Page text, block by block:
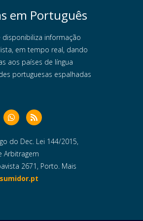
em Português
informação
em tempo real, dando
aos países de língua
portuguesas espalhadas
do Dec. Lei 144/2015,
Arbitragem
2671, Porto. Mais